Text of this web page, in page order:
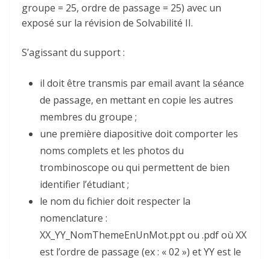
groupe = 25, ordre de passage = 25) avec un
exposé sur la révision de Solvabilité II.
S’agissant du support :
il doit être transmis par email avant la séance
de passage, en mettant en copie les autres
membres du groupe ;
une première diapositive doit comporter les
noms complets et les photos du
trombinoscope ou qui permettent de bien
identifier l’étudiant ;
le nom du fichier doit respecter la
nomenclature :
XX_YY_NomThemeEnUnMot.ppt ou .pdf où XX
est l’ordre de passage (ex : « 02 ») et YY est le